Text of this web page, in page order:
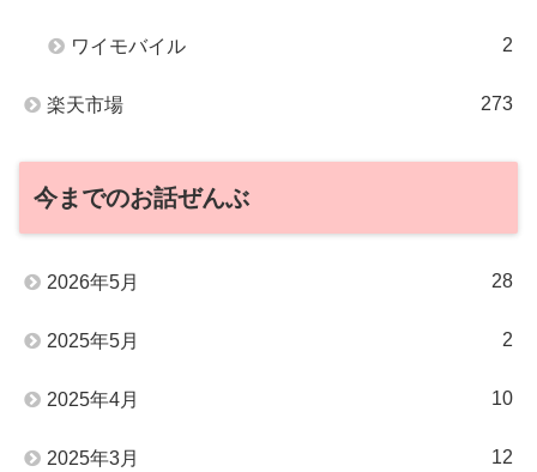
ワイモバイル 2
楽天市場 273
今までのお話ぜんぶ
2026年5月 28
2025年5月 2
2025年4月 10
2025年3月 12